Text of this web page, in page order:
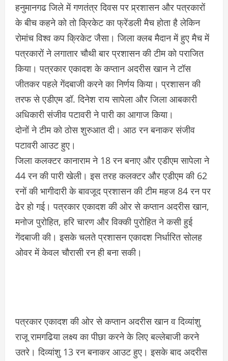
हनुमानगढ जिले में गणतंत्र दिवस पर प्र्रशासन और पत्रकारों
के बीच कहने को तो क्रिकेट का फ्रेंडली मैच होता है लेकिन
रोमांच विश्व कप क्रिकेट जैसा। जिला क्लब मैदान में हुए मैच में
पत्रकारों ने लगातार चौथी बार प्रशासन की टीम को पराजित
किया। पत्रकार एकादश के कप्तान अदरीस खान ने टॉस
जीतकर पहले गेंदबाजी करने का निर्णय किया। प्रशासन की
तरफ से एडीएम डॉ. दिनेश राय सापेला और जिला आबकारी
अधिकारी संजीव पटावरी ने पारी का आगाज किया।
दोनों ने टीम को ठोस शुरुआत दी। आठ रन बनाकर संजीव
पटावरी आउट हुए।
जिला कलक्टर कानाराम ने 18 रन बनाए और एडीएम सापेला ने
44 रन की पारी खेली। इस तरह कलक्टर और एडीएम की 62
रनों की भागीदारी के बावजूद प्रशासन की टीम महज 84 रन पर
ढेर हो गई। पत्रकार एकादश की ओर से कप्तान अदरीस खान,
मनोज पुरोहित, हरि चारण और विक्की पुरोहित ने कसी हुई
गेंदबाजी की। इसके चलते प्रशासन एकादश निर्धारित सोलह
ओवर में केवल चौरासी रन ही बना सकी।
पत्रकार एकादश की ओर से कप्तान अदरीस खान व दिव्यांशु
राजू रामगढिया लक्ष्य का पीछा करने के लिए बल्लेबाजी करने
उतरे। दिव्यांशु 13 रन बनाकर आउट हुए। इसके बाद अदरीस